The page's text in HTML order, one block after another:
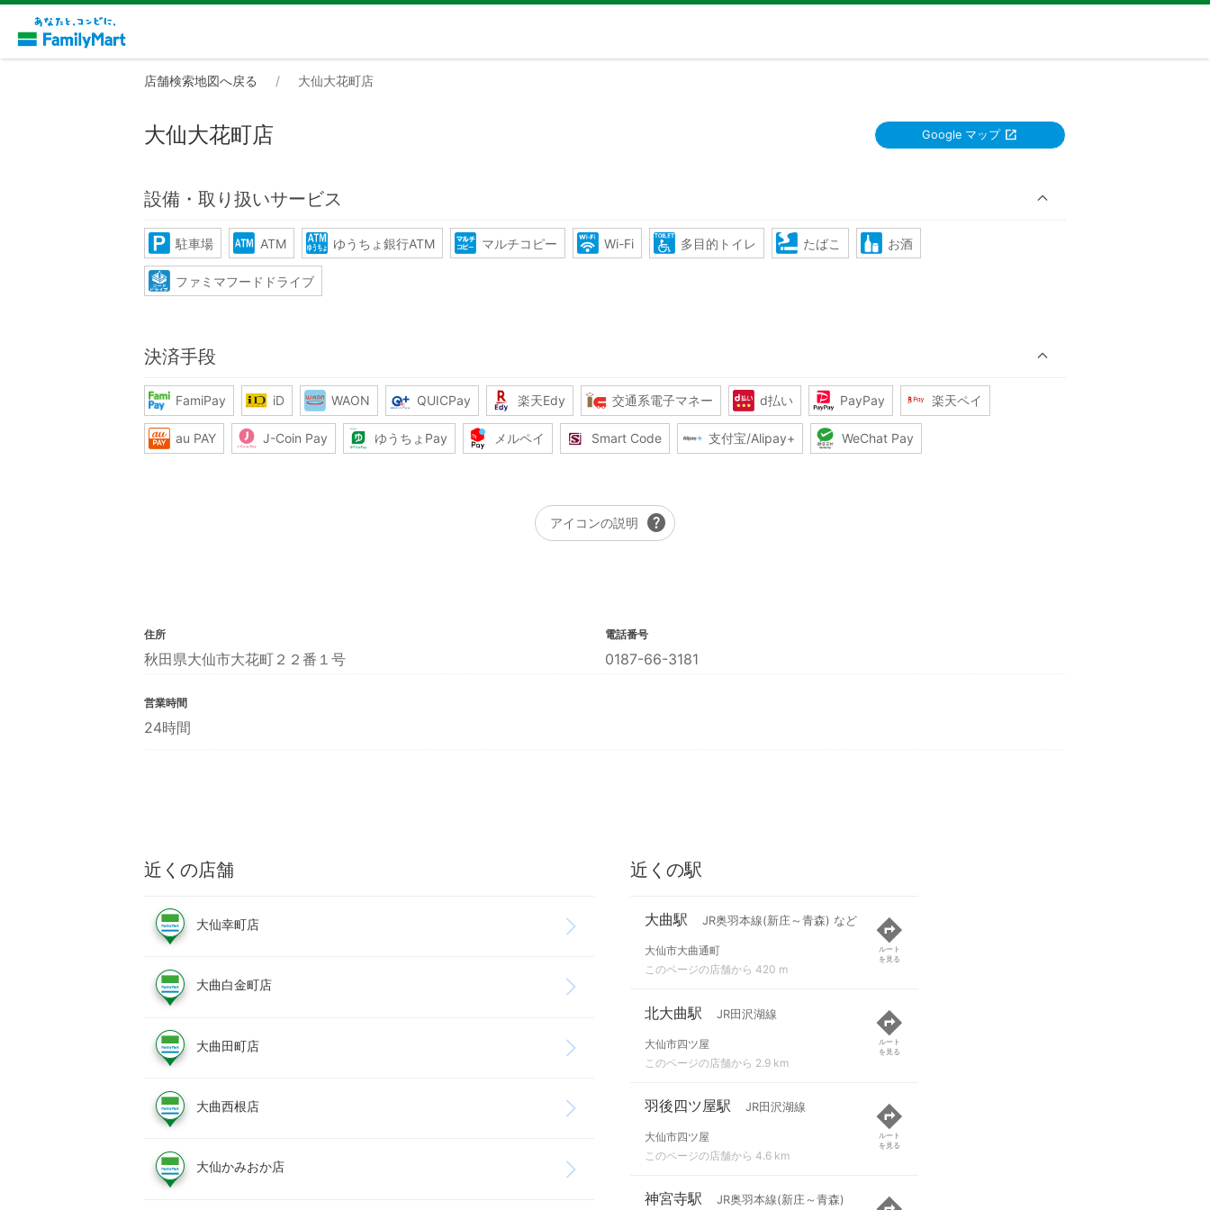
店舗検索地図へ戻る 大仙大花町店
大仙大花町店 Google マップ
設備・取り扱いサービス
駐車場 ATM ゆうちょ銀行ATM マルチコピー Wi-Fi 多目的トイレ たばこ お酒
ファミマフードドライブ
決済手段
FamiPay iD WAON QUICPay 楽天Edy 交通系電子マネー d払い PayPay 楽天ペイ
au PAY J-Coin Pay ゆうちょPay メルペイ Smart Code 支付宝/Alipay+ WeChat Pay
アイコンの説明 help
住所
秋田県大仙市大花町２２番１号
電話番号
0187-66-3181
営業時間
24時間
近くの店舗
大仙幸町店
大曲白金町店
大曲田町店
大曲西根店
大仙かみおか店
近くの駅
大曲駅 JR奥羽本線(新庄～青森) など
大仙市大曲通町
このページの店舗から 420 m
ルート
を見る
北大曲駅 JR田沢湖線
大仙市四ツ屋
このページの店舗から 2.9 km
ルート
を見る
羽後四ツ屋駅 JR田沢湖線
大仙市四ツ屋
このページの店舗から 4.6 km
ルート
を見る
神宮寺駅 JR奥羽本線(新庄～青森)